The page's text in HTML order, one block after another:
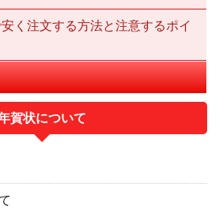
く注文する方法と注意するポイ
賀状について